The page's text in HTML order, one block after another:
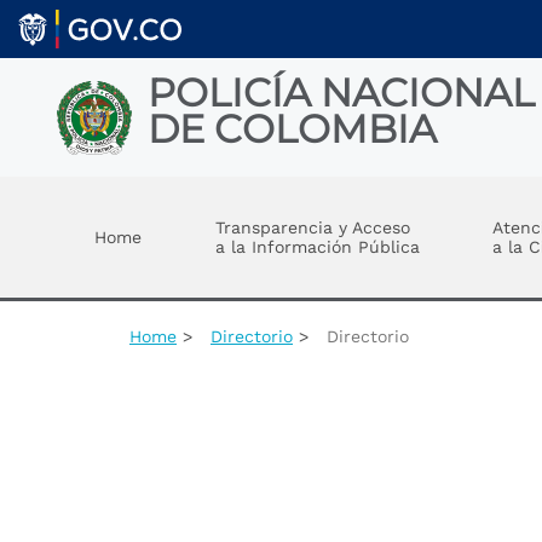
Welcome
All
Accessibility
Skip to main content
POLICÍA NACIONAL
DE COLOMBIA
Home
Transparencia y Acceso
a la Información Pública
a la
Home Directorio Directorio